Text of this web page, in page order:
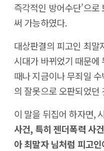
즉각적인 방어수단’으
써 가능하였다.
대상판결의 피고인 최말
시대가 바뀌었기 때문에
때나 지금이나 무죄일
의 잘못으로 오판되었던
이 말을 뒤집어 하자면,
사건, 특히 젠더폭력 사
아 최말자 님처럼 피고